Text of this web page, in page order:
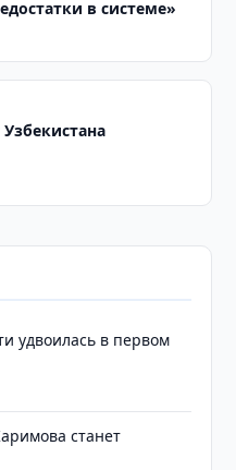
в системе»
удвоилась в первом
станет